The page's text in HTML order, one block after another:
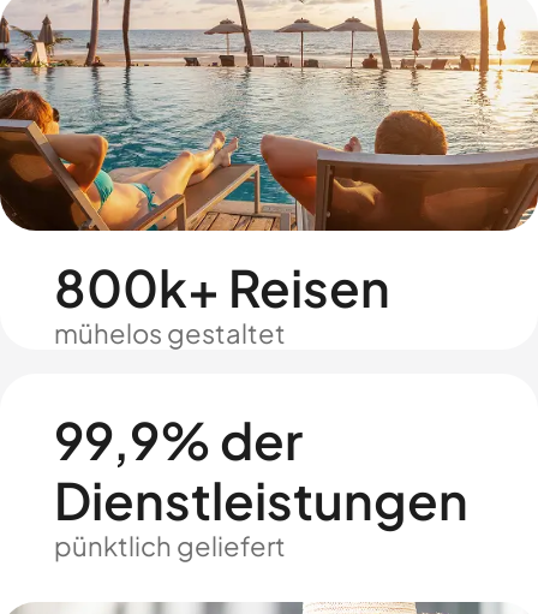
800k+ Reisen
mühelos gestaltet
99,9% der
Dienstleistungen
pünktlich geliefert